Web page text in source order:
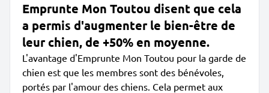
Emprunte Mon Toutou disent que cela
a permis d'augmenter le bien-être de
leur chien, de +50% en moyenne.
L'avantage d'Emprunte Mon Toutou pour la garde de
chien est que les membres sont des bénévoles,
portés par l'amour des chiens. Cela permet aux